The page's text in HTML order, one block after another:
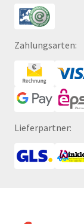
Zahlungsarten:
Lieferpartner: